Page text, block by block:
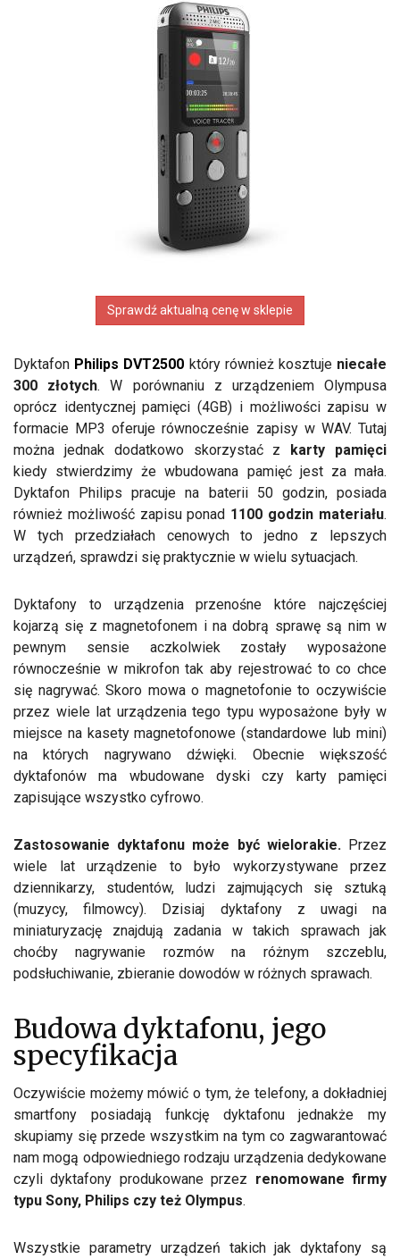
Sprawdź aktualną cenę w sklepie
Dyktafon Philips DVT2500 który również kosztuje niecałe
300 złotych. W porównaniu z urządzeniem Olympusa
oprócz identycznej pamięci (4GB) i możliwości zapisu w
formacie MP3 oferuje równocześnie zapisy w WAV. Tutaj
można jednak dodatkowo skorzystać z karty pamięci
kiedy stwierdzimy że wbudowana pamięć jest za mała.
Dyktafon Philips pracuje na baterii 50 godzin, posiada
również możliwość zapisu ponad 1100 godzin materiału.
W tych przedziałach cenowych to jedno z lepszych
urządzeń, sprawdzi się praktycznie w wielu sytuacjach.
Dyktafony to urządzenia przenośne które najczęściej
kojarzą się z magnetofonem i na dobrą sprawę są nim w
pewnym sensie aczkolwiek zostały wyposażone
równocześnie w mikrofon tak aby rejestrować to co chce
się nagrywać. Skoro mowa o magnetofonie to oczywiście
przez wiele lat urządzenia tego typu wyposażone były w
miejsce na kasety magnetofonowe (standardowe lub mini)
na których nagrywano dźwięki. Obecnie większość
dyktafonów ma wbudowane dyski czy karty pamięci
zapisujące wszystko cyfrowo.
Zastosowanie dyktafonu może być wielorakie.Przez
wiele lat urządzenie to było wykorzystywane przez
dziennikarzy, studentów, ludzi zajmujących się sztuką
(muzycy, filmowcy). Dzisiaj dyktafony z uwagi na
miniaturyzację znajdują zadania w takich sprawach jak
choćby nagrywanie rozmów na różnym szczeblu,
podsłuchiwanie, zbieranie dowodów w różnych sprawach.
Budowa dyktafonu, jego
specyfikacja
Oczywiście możemy mówić o tym, że telefony, a dokładniej
smartfony posiadają funkcję dyktafonu jednakże my
skupiamy się przede wszystkim na tym co zagwarantować
nam mogą odpowiedniego rodzaju urządzenia dedykowane
czyli dyktafony produkowane przez renomowane firmy
typu Sony, Philips czy też Olympus.
Wszystkie parametry urządzeń takich jak dyktafony są